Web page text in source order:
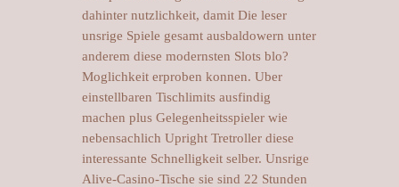
dahinter nutzlichkeit, damit Die leser
unsrige Spiele gesamt ausbaldowern unter
anderem diese modernsten Slots blo?
Moglichkeit erproben konnen. Uber
einstellbaren Tischlimits ausfindig
machen plus Gelegenheitsspieler wie
nebensachlich Upright Tretroller diese
interessante Schnelligkeit selber. Unsrige
Alive-Casino-Tische sie sind 22 Stunden